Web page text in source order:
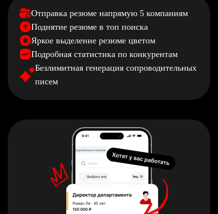
Отправка резюме напрямую 5 компаниям
Поднятие резюме в топ поиска
Яркое выделение резюме цветом
Подробная статистика по конкурентам
Безлимитная генерация сопроводительных
писем